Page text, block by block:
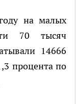
на малых
70 тысяч
14666
процента по